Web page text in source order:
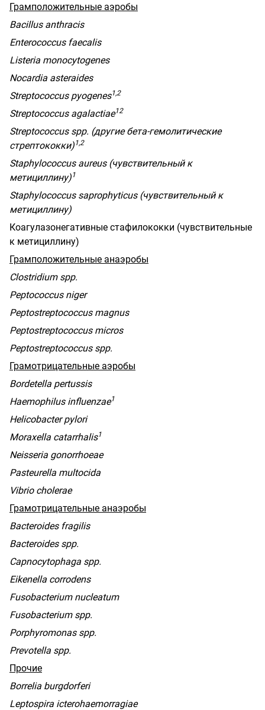
Грамположительные аэробы
Bacillus anthracis
Enterococcus faecalis
Listeria monocytogenes
Nocardia asteraides
Streptococcus pyogenes1,2
Streptococcus agalactiae12
Streptococcus spp. (другие бета-гемолитические
стрептококки)1,2
Staphylococcus aureus(чувствительный к
метициллину)1
Staphylococcus saprophyticus(чувствительный к
метициллину)
Коагулазонегативные стафилококки (чувствительные
к метициллину)
Грамположительные анаэробы
Clostridium spp.
Peptococcus niger
Peptostreptococcus magnus
Peptostreptococcus micros
Peptostreptococcus spp.
Грамотрицательные аэробы
Bordetella pertussis
Haemophilus influenzae1
Helicobacter pylori
Moraxella catarrhalis1
Neisseria gonorrhoeae
Pasteurella multocida
Vibrio cholerae
Грамотрицательные анаэробы
Bacteroides fragilis
Bacteroides spp.
Capnocytophaga spp.
Eikenella corrodens
Fusobacterium nucleatum
Fusobacterium spp.
Porphyromonas spp.
Prevotella spp.
Прочие
Borrelia burgdorferi
Leptospira icterohaemorragiae